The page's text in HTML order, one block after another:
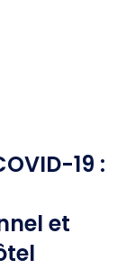
19 :
et